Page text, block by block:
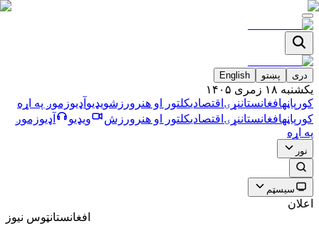
دری پښتو English
يکشنبه ۱۸ زمری ۱۴۰۵
کورپاڼهافغانستاننړۍ اقتصاديکلتور او هنر ورزشویډیو آډیوزموږ په اړه
کورپاڼهافغانستاننړۍ اقتصاديکلتور او هنر ورزش ویډیو آډیوزموږ
په اړه
نور
سیسټم
اعلان
افغانستانټوس نیوز